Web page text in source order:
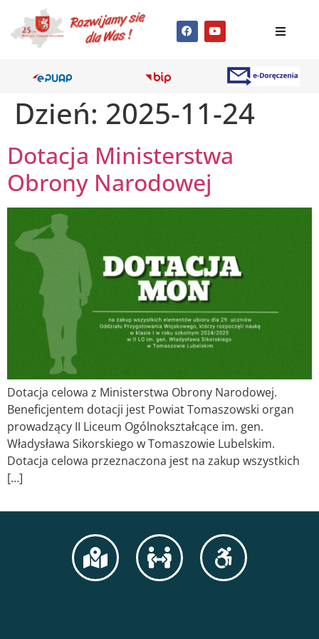
Dzień: 2025-11-24
Dotacja Ministerstwa
Obrony Narodowej
Dotacja celowa z Ministerstwa Obrony Narodowej.
Beneficjentem dotacji jest Powiat Tomaszowski organ
prowadzący II Liceum Ogólnokształcące im. gen.
Władysława Sikorskiego w Tomaszowie Lubelskim.
Dotacja celowa przeznaczona jest na zakup wszystkich
[…]